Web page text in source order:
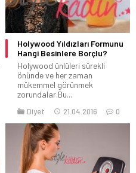
Holywood Yıldızları Formunu
Hangi Besinlere Borçlu?
Holywood ünlüleri sürekli
önünde ve her zaman
mükemmel görünmek
zorundalar.Bu...
Diyet 21.04.2016 0